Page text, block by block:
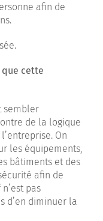
afin de
que cette
sembler
de la logique
On
les équipements,
bâtiments et des
afin de
pas
d’en diminuer la